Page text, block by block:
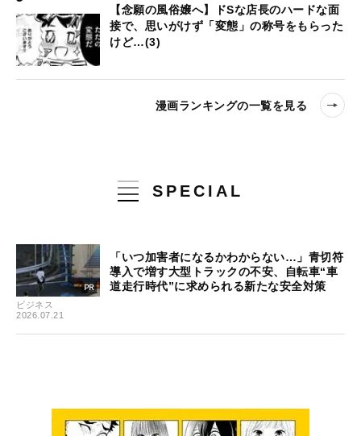
【念願の風俗嬢へ】ドSな店長のハードな面
接で、思いがけず「変態」の称号をもらった
けど…(3)
漫画ランキングの一覧を見る
SPECIAL
ビジネス
2026.07.21
「いつ加害者になるかわからない…」青切符
導入で増す大型トラックの不安、自転車“車
道走行時代”に求められる新たな安全対策